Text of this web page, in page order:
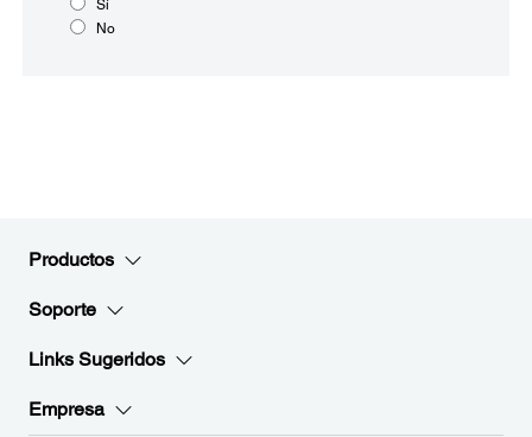
Sí
No
Productos
Soporte
Links Sugeridos
Empresa